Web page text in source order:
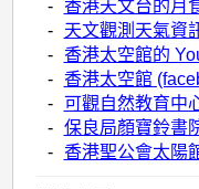
-
香港天文台的月
-
天文觀測天氣資
-
香港太空館的
-
香港太空館
-
可觀自然教育中
-
保良局顏寶鈴書
-
香港聖公會太陽